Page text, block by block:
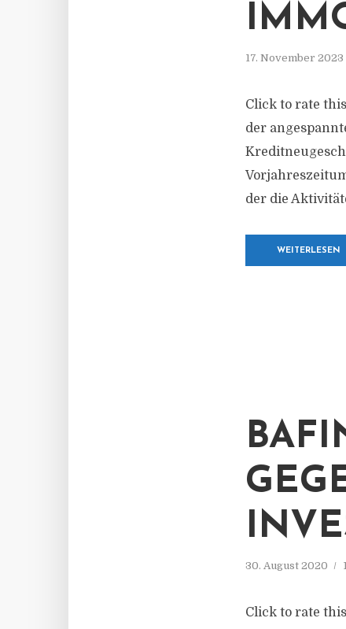
17. November 2023
Click to rate
der
der die
WEITERLESEN
30. August 2020
Click to rate